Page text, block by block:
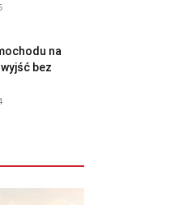
na
wyjść bez